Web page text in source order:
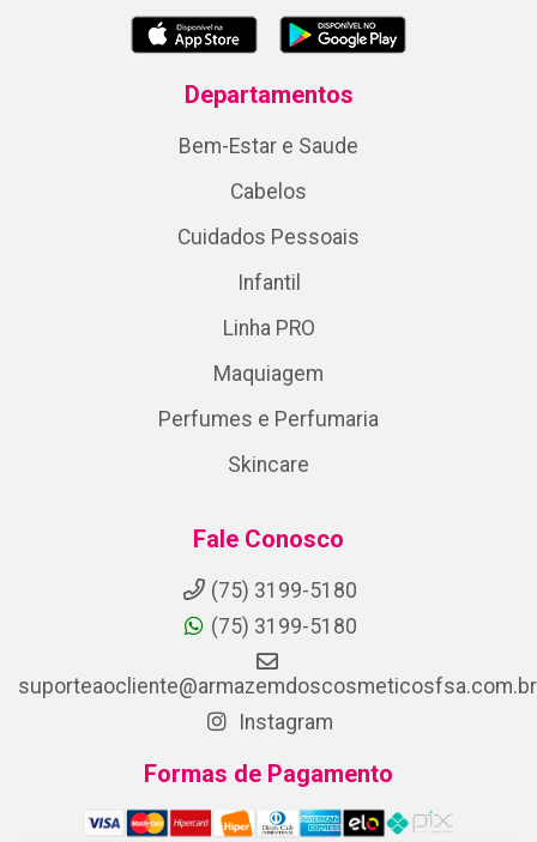
Departamentos
Bem-Estar e Saude
Cabelos
Cuidados Pessoais
Infantil
Linha PRO
Maquiagem
Perfumes e Perfumaria
Skincare
Fale Conosco
(75) 3199-5180
(75) 3199-5180
suporteaocliente@armazemdoscosmeticosfsa.com.br
Instagram
Formas de Pagamento